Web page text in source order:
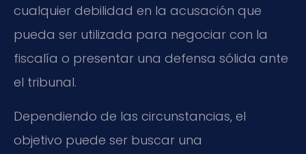
cualquier debilidad en la acusación que
pueda ser utilizada para negociar con la
fiscalía o presentar una defensa sólida ante
el tribunal.
Dependiendo de las circunstancias, el
objetivo puede ser buscar una